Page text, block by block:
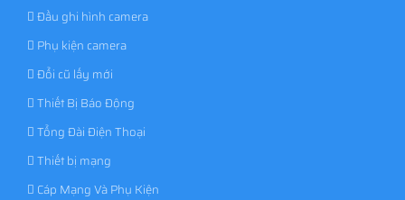
Đầu ghi hình camera
Phụ kiện camera
Đổi cũ lấy mới
Thiết Bị Báo Động
Tổng Đài Điện Thoại
Thiết bị mạng
Cáp Mạng Và Phụ Kiện